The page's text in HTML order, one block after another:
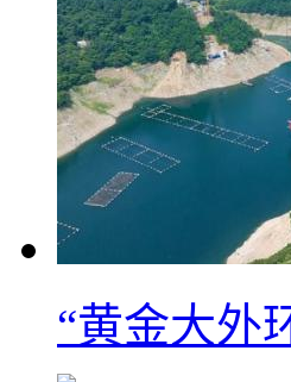
“黄金大外